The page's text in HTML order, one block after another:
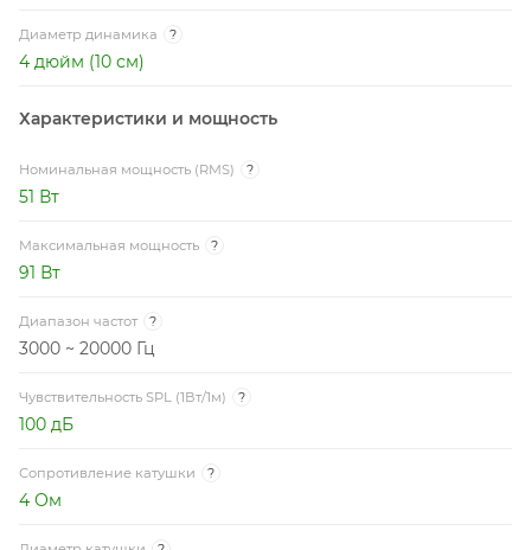
Диаметр динамика ?
4 дюйм (10 см)
Характеристики и мощность
Номинальная мощность (RMS) ?
51 Вт
Максимальная мощность ?
91 Вт
Диапазон частот ?
3000 ~ 20000 Гц
Чувствительность SPL (1Вт/1м) ?
100 дБ
Сопротивление катушки ?
4 Ом